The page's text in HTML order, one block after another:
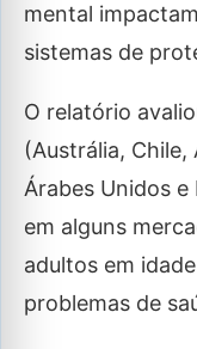
mental
sistemas de
O relatório
(Austrália, Chile,
Árabes Unidos
em alguns
adultos em
problemas de